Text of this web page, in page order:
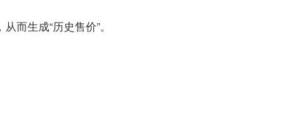
而生成“历史售价”。